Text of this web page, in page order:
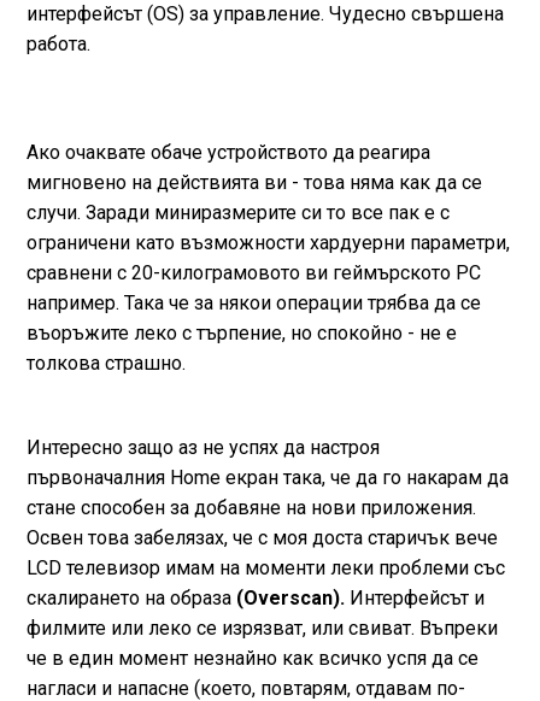
интерфейсът (OS) за управление. Чудесно свършена
работа.
Ако очаквате обаче устройството да реагира
мигновено на действията ви - това няма как да се
случи. Заради миниразмерите си то все пак е с
ограничени като възможности хардуерни параметри,
сравнени с 20-килограмовото ви геймърското PC
например. Така че за някои операции трябва да се
въоръжите леко с търпение, но спокойно - не е
толкова страшно.
Интересно защо аз не успях да настроя
първоначалния Home екран така, че да го накарам да
стане способен за добавяне на нови приложения.
Освен това забелязах, че с моя доста старичък вече
LCD телевизор имам на моменти леки проблеми със
скалирането на образа (Оverscan). Интерфейсът и
филмите или леко се изрязват, или свиват. Въпреки
че в един момент незнайно как всичко успя да се
нагласи и напасне (което, повтарям, отдавам по-